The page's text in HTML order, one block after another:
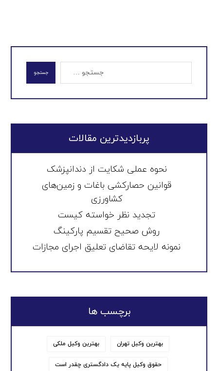
جستجو
پربازدیدترین مقالات
نحوه عملی شکایت از دندانپزشک
قوانین حصارکشی باغات و زمین‌های
کشاورزی
تجدید نظر خواسته کیست
روش صحیح تقسیم پارکینگ
نمونه لایحه تقاضای تعلیق اجرای مجازات
برچسب ها
بهترین وکیل تهران بهترین وکیل ملکی
حقوق وکیل پایه یک دادگستری چقدر است